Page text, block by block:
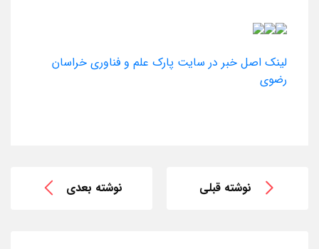
لینک اصل خبر در سایت پارک علم و فناوری خراسان
رضوی
نوشته قبلی نوشته بعدی